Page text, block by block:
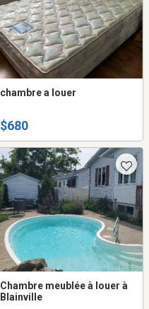
chambre a louer
$680
Chambre meublée à louer à
Blainville